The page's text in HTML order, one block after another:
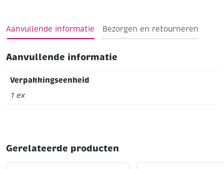
Aanvullende informatie Bezorgen en retourneren
Aanvullende informatie
Verpakkingseenheid
1 ex
Gerelateerde producten